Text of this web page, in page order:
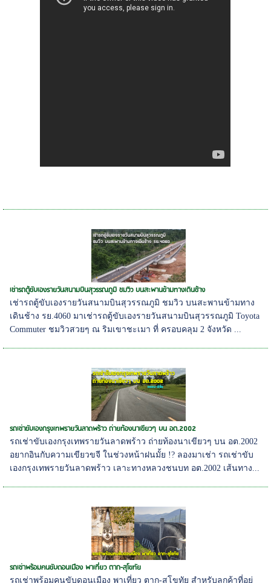
เช่ารถตู้ขับเองรายวันสนามบินสุวรรณภูมิ ชมวิว บนสะพานข้ามทางเดินช้าง
เช่ารถตู้ขับเองรายวันสนามบินสุวรรณภูมิ ชมวิว บนสะพานข้ามทาง
เดินช้าง รย.4060 มาเช่ารถตู้ขับเองรายวันสนามบินสุวรรณภูมิ Toyota
Commuter ชมวิวสวยๆ ณ ริมเขาชะเมา ที่ ครอบคลุม 2 จังหวัด ...
รถเช่าขับเองกรุงเทพรายวันลาดพร้าว ถ่ายท้องนาเขียวๆ บน อต.2002
รถเช่าขับเองกรุงเทพรายวันลาดพร้าว ถ่ายท้องนาเขียวๆ บน อต.2002
อยากอินกับความเขียวขจี ในช่วงหน้าฝนมั้ย !? ลองมาเช่า รถเช่าขับ
เองกรุงเทพรายวันลาดพร้าว เลาะทางหลวงชนบท อต.2002 เส้นทาง...
รถเช่าพร้อมคนขับดอนเมือง พาเที่ยว ตาก-สุโขทัย
รถเช่าพร้อมคนขับดอนเมือง พาเที่ยว ตาก-สุโขทัย สำหรับลูกค้าที่อยู่